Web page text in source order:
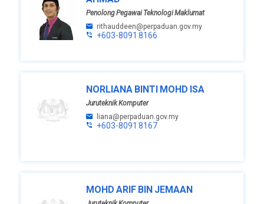
Penolong Pegawai Teknologi Maklumat
rithauddeen@perpaduan.gov.my
+603-8091 8166
NORLIANA BINTI MOHD ISA
Juruteknik Komputer
liana@perpaduan.gov.my
+603-8091 8167
MOHD ARIF BIN JEMAAN